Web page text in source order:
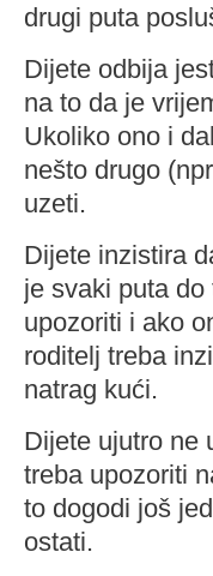
drugi puta
Dijete odbija
na to da je
Ukoliko ono i
nešto drugo
uzeti.
Dijete inzistira
je svaki puta
upozoriti i ako
roditelj treba
natrag kući.
Dijete ujutro ne
treba upozoriti
to dogodi još
ostati.